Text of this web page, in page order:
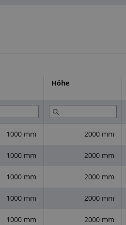
Höhe
1000 mm 2000 mm
1000 mm 2000 mm
1000 mm 2000 mm
1000 mm 2000 mm
1000 mm 2000 mm